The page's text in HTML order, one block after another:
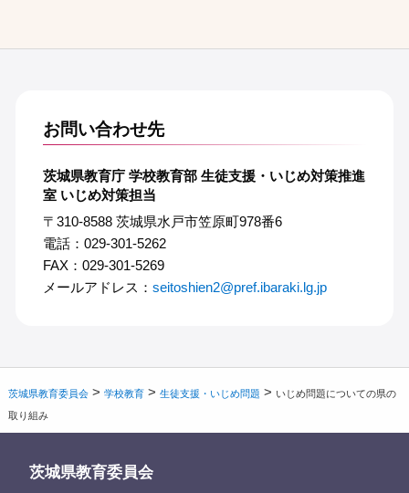
お問い合わせ先
茨城県教育庁 学校教育部 生徒支援・いじめ対策推進
室 いじめ対策担当
〒310-8588 茨城県水戸市笠原町978番6
電話：029-301-5262
FAX：029-301-5269
メールアドレス： seitoshien2@pref.ibaraki.lg.jp
茨城県教育委員会 >学校教育 >生徒支援・いじめ問題 > いじめ問題についての県の
取り組み
茨城県教育委員会